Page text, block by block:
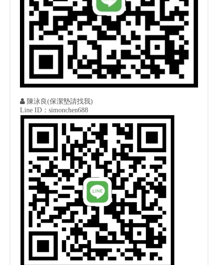
 陳泳良(保潔墊請找我)
Line ID：simonchen688